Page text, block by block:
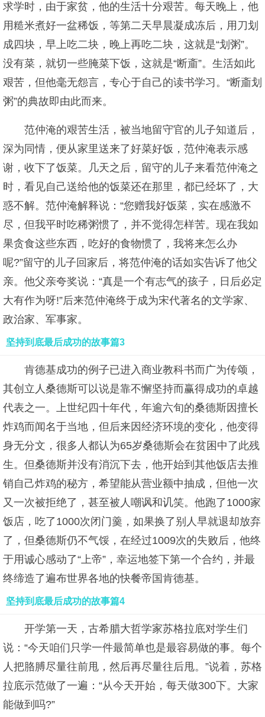
求学时，由于家贫，他的生活十分艰苦。每天晚上，他
用糙米煮好一盆稀饭，等第二天早晨凝成冻后，用刀划
成四块，早上吃二块，晚上再吃二块，这就是“划粥”。
没有菜，就切一些腌菜下饭，这就是“断齑”。生活如此
艰苦，但他毫无怨言，专心于自己的读书学习。“断齑划
粥”的典故即由此而来。
范仲淹的艰苦生活，被当地留守官的儿子知道后，
深为同情，便从家里送来了好菜好饭，范仲淹表示感
谢，收下了饭菜。几天之后，留守的儿子来看范仲淹之
时，看见自己送给他的饭菜还在那里，都已经坏了，大
惑不解。范仲淹解释说：“您赠我好饭菜，实在感激不
尽，但我平时吃稀粥惯了，并不觉得怎样苦。现在我如
果贪食这些东西，吃好的食物惯了，我将来怎么办
呢?”留守的儿子回家后，将范仲淹的话如实告诉了他父
亲。他父亲夸奖说：“真是一个有志气的孩子，日后必定
大有作为呀!”后来范仲淹终于成为宋代著名的文学家、
政治家、军事家。
坚持到底最后成功的故事篇3
肯德基成功的例子已进入商业教科书而广为传颂，
其创立人桑德斯可以说是靠不懈坚持而赢得成功的卓越
代表之一。上世纪四十年代，年逾六旬的桑德斯因擅长
炸鸡而闻名于当地，但后来因经济环境的变化，他变得
身无分文，很多人都认为65岁桑德斯会在贫困中了此残
生。但桑德斯并没有消沉下去，他开始到其他饭店去推
销自己炸鸡的秘方，希望能从营业额中抽成，但他一次
又一次被拒绝了，甚至被人嘲讽和讥笑。他跑了1000家
饭店，吃了1000次闭门羹，如果换了别人早就退却放弃
了，但桑德斯仍不气馁，在经过1009次的失败后，他终
于用诚心感动了“上帝”，幸运地签下第一个合约，并最
终缔造了遍布世界各地的快餐帝国肯德基。
坚持到底最后成功的故事篇4
开学第一天，古希腊大哲学家苏格拉底对学生们
说：“今天咱们只学一件最简单也是最容易做的事。每个
人把胳膊尽量往前甩，然后再尽量往后甩。”说着，苏格
拉底示范做了一遍：“从今天开始，每天做300下。大家
能做到吗?”